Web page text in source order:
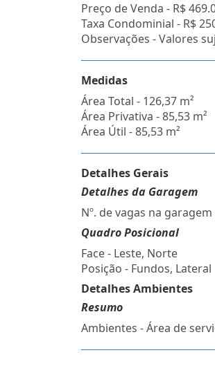
Preço de Venda - R$
Taxa Condominial - R$
Observações - Valores
Medidas
Área Total - 126,37 m²
Área Privativa - 85,53 m²
Área Útil - 85,53 m²
Detalhes Gerais
Detalhes da Garagem
Nº. de vagas na garagem
Quadro Posicional
Face - Leste, Norte
Posição - Fundos, Lateral
Detalhes Ambientes
Resumo
Ambientes - Área de